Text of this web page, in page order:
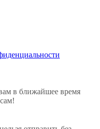
в ближайшее время